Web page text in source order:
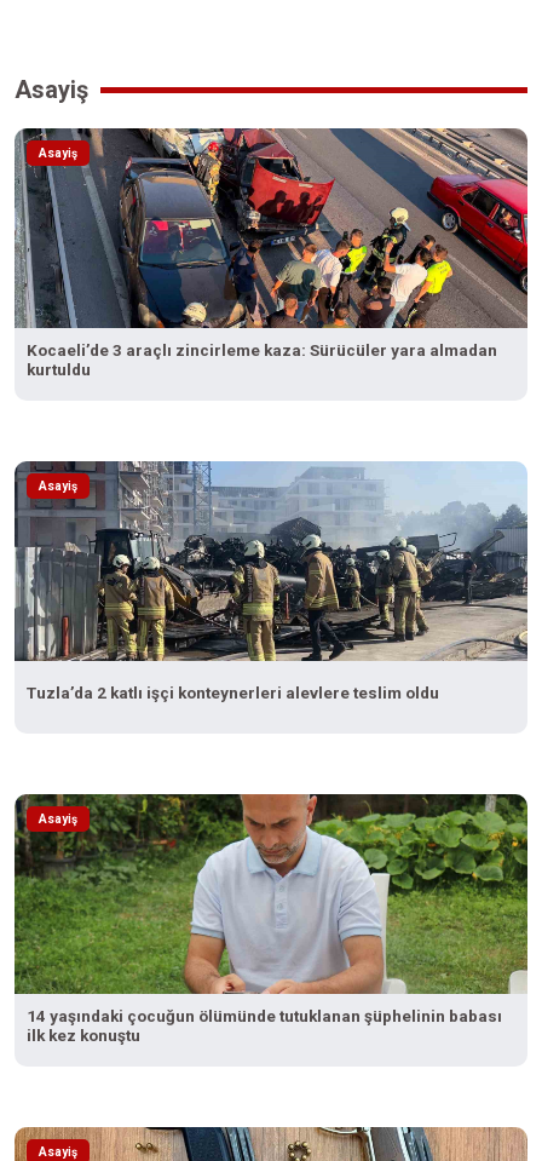
Asayiş
Asayiş
Kocaeli’de 3 araçlı zincirleme kaza: Sürücüler yara almadan
kurtuldu
Asayiş
Tuzla’da 2 katlı işçi konteynerleri alevlere teslim oldu
Asayiş
14 yaşındaki çocuğun ölümünde tutuklanan şüphelinin babası
ilk kez konuştu
Asayiş